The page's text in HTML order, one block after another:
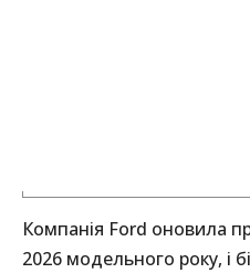
Компанія Ford оновила
2026 модельного року, і